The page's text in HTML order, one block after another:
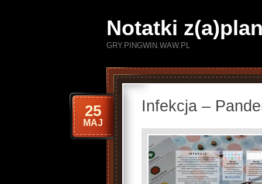
Notatki
GRY.PINGWIN.WAW.PL
Infekcja –
25
MAJ